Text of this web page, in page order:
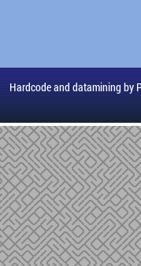
Hardcode and datamining by